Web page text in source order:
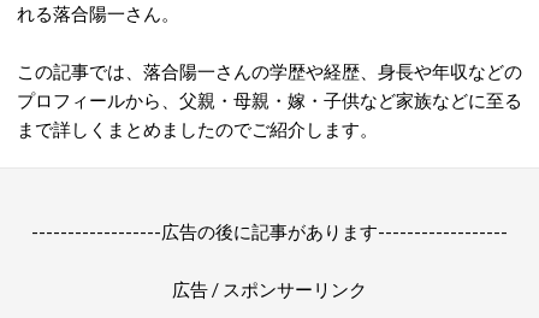
れる落合陽一さん。
この記事では、落合陽一さんの学歴や経歴、身長や年収などの
プロフィールから、父親・母親・嫁・子供など家族などに至る
まで詳しくまとめましたのでご紹介します。
------------------広告の後に記事があります------------------
広告 / スポンサーリンク